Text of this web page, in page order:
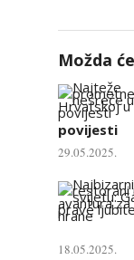
Možda
povijesti
29.05.2025.
18.05.2025.